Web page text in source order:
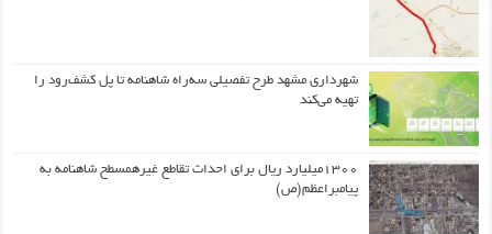
شهرداری مشهد طرح تفصیلی سه‌راه شاهنامه تا پل کشف‌رود را
تهیه می‌کند
۱۳۰۰میلیارد ریال برای احداث تقاطع غیرهمسطح شاهنامه به
پیامبراعظم(ص)